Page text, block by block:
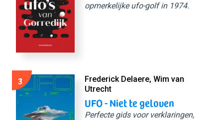
opmerkelijke ufo-golf in 1974.
3
Frederick Delaere, Wim van
Utrecht
UFO - Niet te geloven
Perfecte gids voor verklaringen,